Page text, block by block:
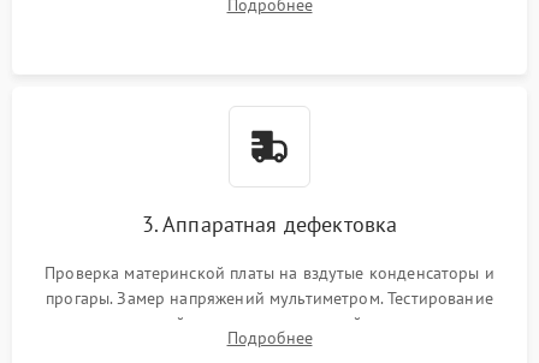
с помощью сжатого воздуха для предотвращения
Подробнее
3. Аппаратная дефектовка
Проверка материнской платы на вздутые конденсаторы и
прогары. Замер напряжений мультиметром. Тестирование
оперативной памяти и накопителей с помощью
диагностического ПО для выявления сбойных секторов и
Подробнее